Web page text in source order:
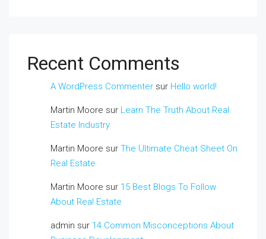
Recent Comments
A WordPress Commenter sur Hello world!
Martin Moore sur Learn The Truth About Real
Estate Industry
Martin Moore sur The Ultimate Cheat Sheet On
Real Estate
Martin Moore sur 15 Best Blogs To Follow
About Real Estate
admin sur 14 Common Misconceptions About